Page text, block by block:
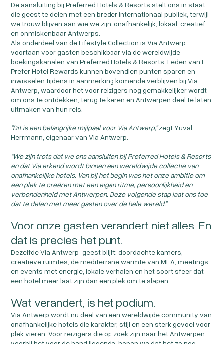
De aansluiting bij Preferred Hotels & Resorts stelt ons in staat
die geest te delen met een breder internationaal publiek, terwijl
we trouw blijven aan wie we zijn: onafhankelijk, lokaal, creatief
en onmiskenbaar Antwerps.
Als onderdeel van de Lifestyle Collection is Via Antwerp
voortaan voor gasten beschikbaar via de wereldwijde
boekingskanalen van Preferred Hotels & Resorts. Leden van I
Prefer Hotel Rewards kunnen bovendien punten sparen en
inwisselen tijdens in aanmerking komende verblijven bij Via
Antwerp, waardoor het voor reizigers nog gemakkelijker wordt
om ons te ontdekken, terug te keren en Antwerpen deel te laten
uitmaken van hun reis.
“Dit is een belangrijke mijlpaal voor Via Antwerp,”zegt Yuval
Herrmann, eigenaar van Via Antwerp.
“We zijn trots dat we ons aansluiten bij Preferred Hotels & Resorts
en dat Via erkend wordt binnen een wereldwijde collectie van
onafhankelijke hotels. Van bij het begin was het onze ambitie om
een plek te creëren met een eigen ritme, persoonlijkheid en
verbondenheid met Antwerpen. Deze volgende stap laat ons toe
dat te delen met meer gasten over de hele wereld.”
Voor onze gasten verandert niet alles. En
dat is precies het punt.
Dezelfde Via Antwerp-geest blijft: doordachte kamers,
creatieve ruimtes, de mediterrane warmte van MEA, meetings
en events met energie, lokale verhalen en het soort sfeer dat
een hotel meer laat zijn dan een plek om te slapen.
Wat verandert, is het podium.
Via Antwerp wordt nu deel van een wereldwijde community van
onafhankelijke hotels die karakter, stijl en een sterk gevoel voor
plek vieren. Voor reizigers die op zoek zijn naar het Antwerpen